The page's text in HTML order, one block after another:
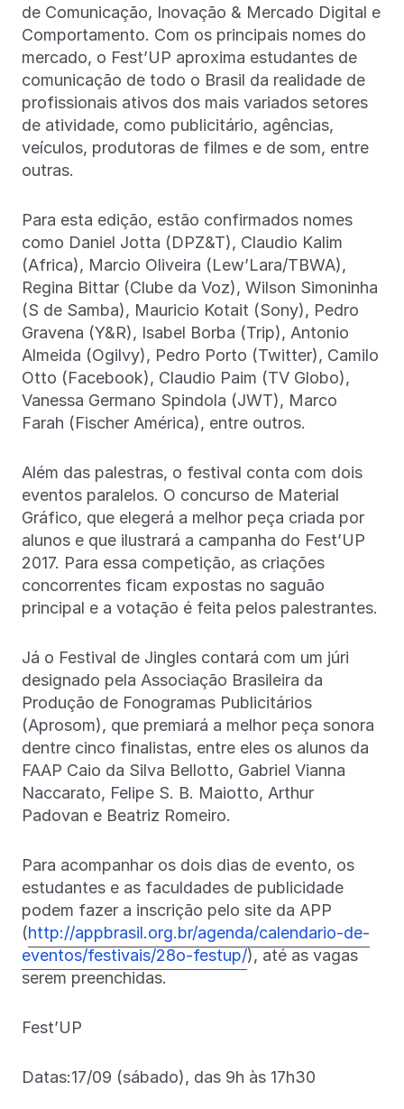
de Comunicação, Inovação & Mercado Digital e
Comportamento. Com os principais nomes do
mercado, o Fest’UP aproxima estudantes de
comunicação de todo o Brasil da realidade de
profissionais ativos dos mais variados setores
de atividade, como publicitário, agências,
veículos, produtoras de filmes e de som, entre
outras.
Para esta edição, estão confirmados nomes
como Daniel Jotta (DPZ&T), Claudio Kalim
(Africa), Marcio Oliveira (Lew’Lara/TBWA),
Regina Bittar (Clube da Voz), Wilson Simoninha
(S de Samba), Mauricio Kotait (Sony), Pedro
Gravena (Y&R), Isabel Borba (Trip), Antonio
Almeida (Ogilvy), Pedro Porto (Twitter), Camilo
Otto (Facebook), Claudio Paim (TV Globo),
Vanessa Germano Spindola (JWT), Marco
Farah (Fischer América), entre outros.
Além das palestras, o festival conta com dois
eventos paralelos. O concurso de Material
Gráfico, que elegerá a melhor peça criada por
alunos e que ilustrará a campanha do Fest’UP
2017. Para essa competição, as criações
concorrentes ficam expostas no saguão
principal e a votação é feita pelos palestrantes.
Já o Festival de Jingles contará com um júri
designado pela Associação Brasileira da
Produção de Fonogramas Publicitários
(Aprosom), que premiará a melhor peça sonora
dentre cinco finalistas, entre eles os alunos da
FAAP Caio da Silva Bellotto, Gabriel Vianna
Naccarato, Felipe S. B. Maiotto, Arthur
Padovan e Beatriz Romeiro.
Para acompanhar os dois dias de evento, os
estudantes e as faculdades de publicidade
podem fazer a inscrição pelo site da APP
(http://appbrasil.org.br/agenda/calendario-de-
eventos/festivais/28o-festup/), até as vagas
serem preenchidas.
Fest’UP
Datas:17/09 (sábado), das 9h às 17h30